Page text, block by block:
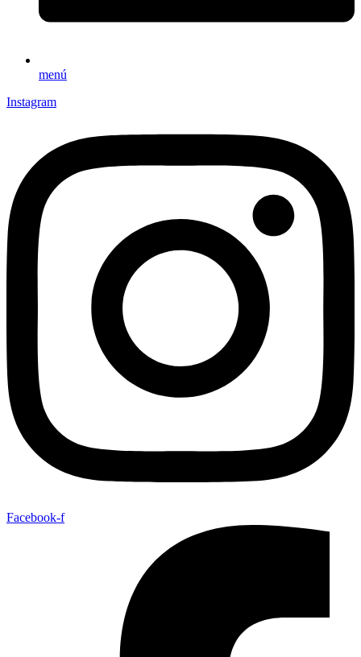
menú
Instagram
Facebook-f